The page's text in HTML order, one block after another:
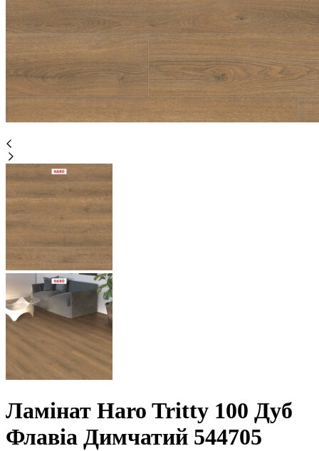
Ламінат Haro Tritty 100 Дуб
Флавіа Димчатий 544705